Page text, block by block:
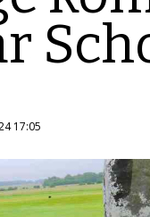
17:05